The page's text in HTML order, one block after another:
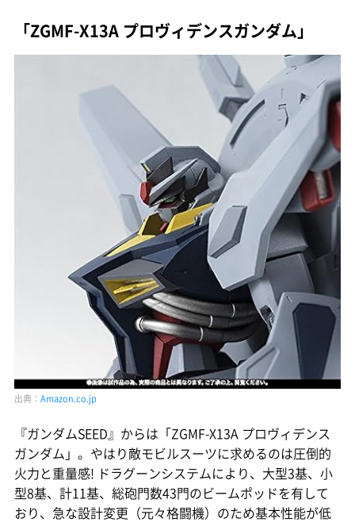
「ZGMF-X13A プロヴィデンスガンダム」
出典： Amazon.co.jp
『ガンダムSEED』からは「ZGMF-X13A プロヴィデンス
ガンダム」。やはり敵モビルスーツに求めるのは圧倒的
火力と重量感! ドラグーンシステムにより、大型3基、小
型8基、計11基、総砲門数43門のビームポッドを有して
おり、急な設計変更（元々格闘機）のため基本性能が低